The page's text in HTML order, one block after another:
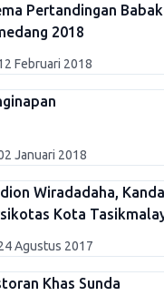
Pertandingan
2018
Februari 2018
Januari 2018
Wiradadaha,
Kota
Agustus 2017
Khas Sunda